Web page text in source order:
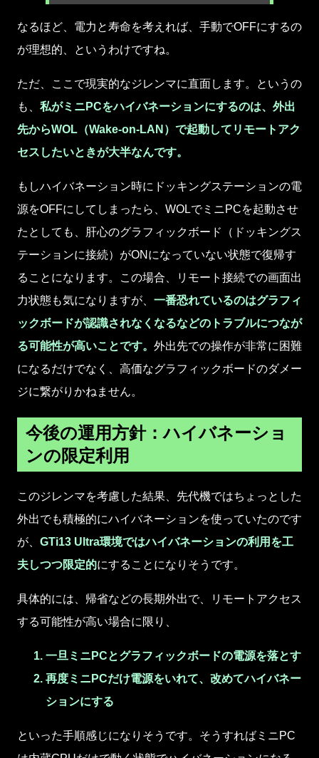
なるほど、電力と寿命を考えれば、手動でOFFにするの
が理想的、というわけですね。
ただ、ここで現実的なジレンマに直面します。というの
も、 私がミニPCをハイバネーションにするのは、外出
先からWOL（Wake-on-LAN）で起動してリモートアク
セスしたいときが大半なんです。
もしハイバネーション時にドッキングステーションの電
源をOFFにしてしまったら、WOLでミニPCを起動させ
たとしても、肝心のグラフィックボード（ドッキングス
テーションに接続）がONになっていない状態で復帰す
ることになります。この場合、リモート接続での画面出
力状態も気になりますが、 一番恐れているのはグラフィ
ックボードが認識されなくなるなどのトラブルにつなが
る可能性が高いことです。 外出先での操作が非常に困難
になるだけでなく、高価なグラフィックボードのダメー
ジに繋がりかねません。
今後の運用方針：ハイバネーショ
ンの限定利用
このジレンマを考慮した結果、先代機ではちょっとした
外出でも積極的にハイバネーションを使っていたのです
が、 GTi13 Ultra環境ではハイバネーションの利用を工
夫しつつ限定的にすることになりそうです。
具体的には、帰省などの長期外出で、リモートアクセス
する可能性が高い場合に限り、
一旦ミニPCとグラフィックボードの電源を落とす
再度ミニPCだけ電源をいれて、改めてハイバネー
ションにする
といった手順感じになりそうです。そうすればミニPC